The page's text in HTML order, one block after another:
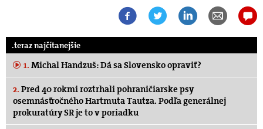
.teraz najčítanejšie
1. Michal Handzuš: Dá sa Slovensko opraviť?
2. Pred 40 rokmi roztrhali pohraničiarske psy
osemnásťročného Hartmuta Tautza. Podľa generálnej
prokuratúry SR je to v poriadku